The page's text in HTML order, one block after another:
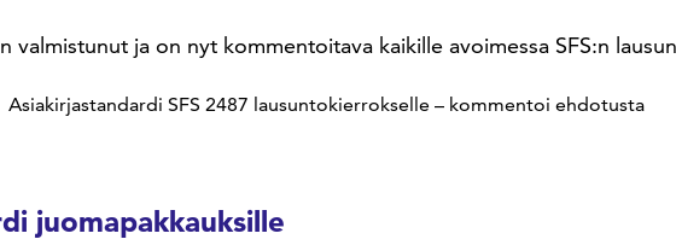
valmistunut ja on nyt kommentoitava kaikille avoimessa SFS:n
Asiakirjastandardi SFS 2487 lausuntokierrokselle – kommentoi ehdotusta
juomapakkauksille